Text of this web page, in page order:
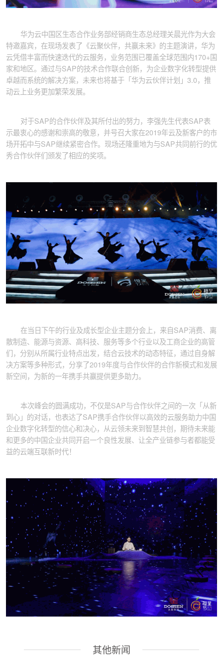
华为云中国区生态合作业务部经销商生态总经理关晨光作为大会
特邀嘉宾，在现场发表了《云聚伙伴，共赢未来》的主题演讲，华为
云凭借丰富而快速迭代的云服务，业务范围已覆盖全球范围内170+国
家和地区。通过与SAP的技术合作联合创新，为企业数字化转型提供
卓越而系统的解决方案，未来也将基于「华为云伙伴计划」3.0，推
动云上业务更加繁荣发展。
对于SAP的合作伙伴及其所付出的努力，李强先生代表SAP表
示最衷心的感谢和崇高的敬意，并号召大家在2019年云及新客户的市
场开拓中与SAP继续紧密合作。现场还隆重地为与SAP共同前行的优
秀合作伙伴们颁发了相应的奖项。
在当日下午的行业及成长型企业主题分会上，来自SAP消费、离
散制造、能源与资源、高科技、服务等多个行业以及工商企业的高管
们，分别从所属行业特点出发，结合云技术的动态特征，通过自身解
决方案等多种形式，分享了2019年度与合作伙伴的合作新模式和发展
新空间，为新的一年携手共赢提供更多助力。
本次峰会的圆满成功，不仅是SAP与合作伙伴之间的一次「从新
到心」的对话，也表达了SAP携手合作伙伴以高效的云服务助力中国
企业数字化转型的信心和决心，从云领未来到智慧共创，期待未来能
和更多的中国企业共同开启一个良性发展、让全产业链参与者都能受
益的云端互联新时代！
其他新闻